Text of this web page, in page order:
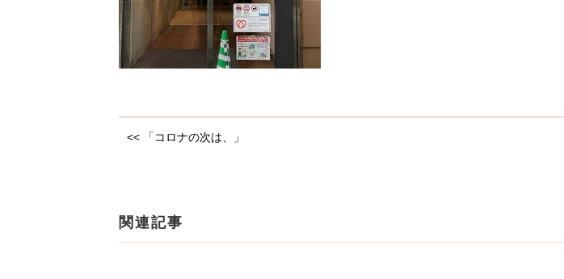
<< 「コロナの次は、」
関連記事